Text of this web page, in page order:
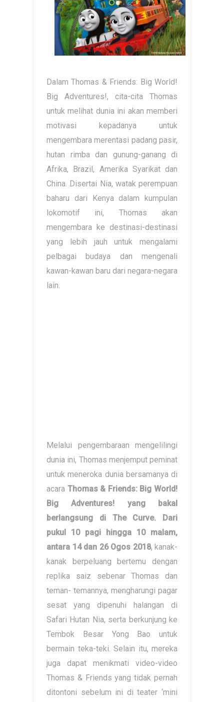
Dalam Thomas & Friends: Big World!
Big Adventures!, cita-cita Thomas
untuk melihat dunia ini akan memberi
motivasi kepadanya untuk
mengembara merentasi padang pasir,
hutan rimba dan gunung-ganang di
Afrika, Brazil, Amerika Syarikat dan
China. Disertai Nia, watak perempuan
baharu dari Kenya dalam kumpulan
lokomotif ini, Thomas akan
mengembara ke destinasi-destinasi
yang lebih jauh untuk mengalami
pelbagai budaya dan mengenali
kawan-kawan baru dari negara-negara
lain.
Melalui pengembaraan mengelilingi
dunia ini, Thomas menjemput peminat
untuk meneroka dunia bersamanya di
acara Thomas & Friends: Big World!
Big Adventures!
yang bakal
berlangsung di The Curve. Dari
pukul 10 pagi hingga 10 malam,
antara 14 dan 26 Ogos 2018, kanak-
kanak berpeluang bertemu dengan
replika saiz sebenar Thomas dan
teman- temannya, mengharungi pagar
sesat yang dipenuhi halangan di
Safari Hutan Nia, serta berkunjung ke
Tembok Besar Yong Bao untuk
bermain teka-teki. Selain itu, mereka
juga dapat menikmati video-video
Thomas & Friends yang tidak pernah
ditontoni sebelum ini di teater ‘mini